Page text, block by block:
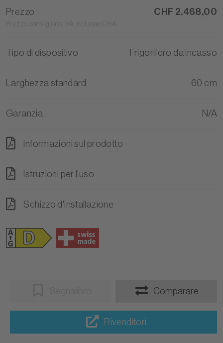
Prezzo CHF 2.468,00
Tipo di dispositivo Frigorifero da incasso
Larghezza standard 60 cm
Garanzia N/A
Informazioni sul prodotto
Istruzioni per l'uso
Schizzo d'installazione
Comparare
Rivenditori